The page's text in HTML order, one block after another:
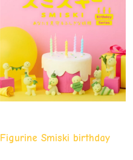
Figurine Smiski birthday